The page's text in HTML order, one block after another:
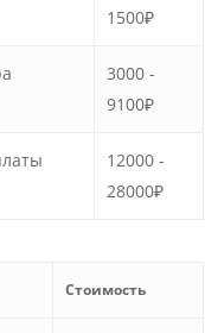
1500₽
3000 -
9100₽
12000 -
28000₽
Стоимость